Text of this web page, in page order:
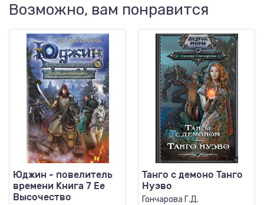
Возможно, вам понравится
Юджин - повелитель
времени Книга 7 Ее
Высочество
Танго с демоно Танго
Нуэво
Гончарова Г.Д.